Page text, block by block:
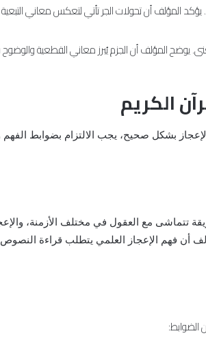
يؤكد المؤلف أن تحولات الجر تأتي لتعكس معاني
يوضح المؤلف أن الجزم يُبرز معاني القطعية والوضوح
الكريم
بشكل صحيح، يجب الالتزام بضوابط الفهم
تتماشى مع العقول في مختلف الأزمنة،
أن فهم الإعجاز العلمي يتطلب قراءة